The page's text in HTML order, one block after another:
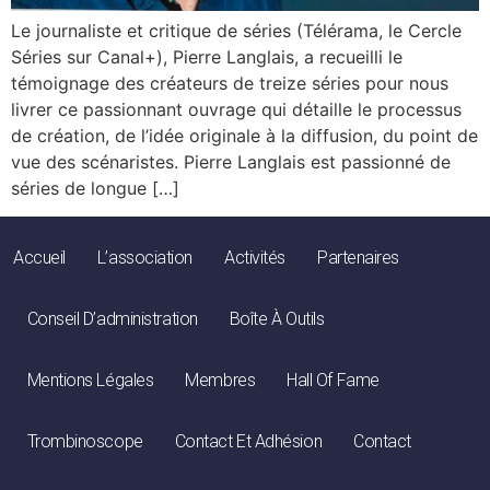
Le journaliste et critique de séries (Télérama, le Cercle
Séries sur Canal+), Pierre Langlais, a recueilli le
témoignage des créateurs de treize séries pour nous
livrer ce passionnant ouvrage qui détaille le processus
de création, de l’idée originale à la diffusion, du point de
vue des scénaristes. Pierre Langlais est passionné de
séries de longue […]
Accueil L’association Activités Partenaires
Conseil D’administration Boîte À Outils
Mentions Légales Membres Hall Of Fame
Trombinoscope Contact Et Adhésion Contact